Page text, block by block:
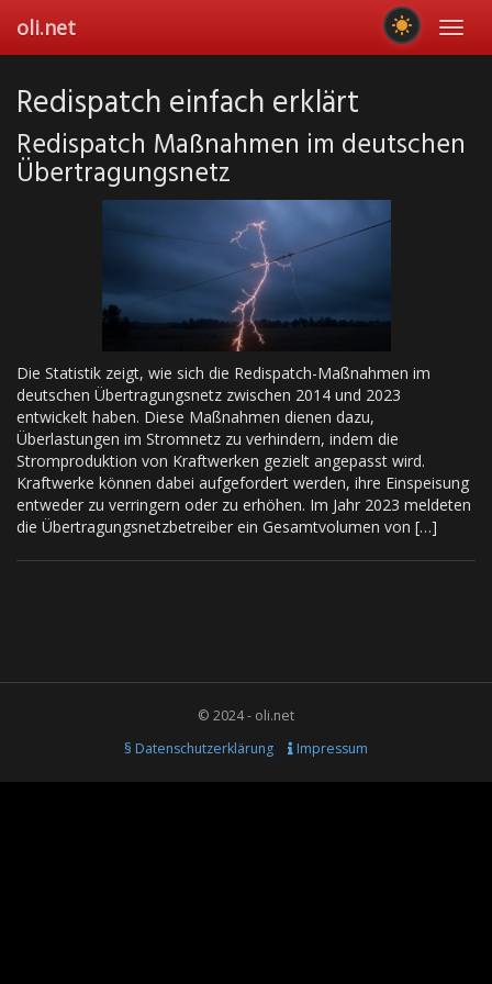
main
oli.net
Redispatch einfach erklärt
Redispatch Maßnahmen im deutschen
Übertragungsnetz
Die Statistik zeigt, wie sich die Redispatch-Maßnahmen im
deutschen Übertragungsnetz zwischen 2014 und 2023
entwickelt haben. Diese Maßnahmen dienen dazu,
Überlastungen im Stromnetz zu verhindern, indem die
Stromproduktion von Kraftwerken gezielt angepasst wird.
Kraftwerke können dabei aufgefordert werden, ihre Einspeisung
entweder zu verringern oder zu erhöhen. Im Jahr 2023 meldeten
die Übertragungsnetzbetreiber ein Gesamtvolumen von […]
© 2024 - oli.net
§ Datenschutzerklärung
Impressum